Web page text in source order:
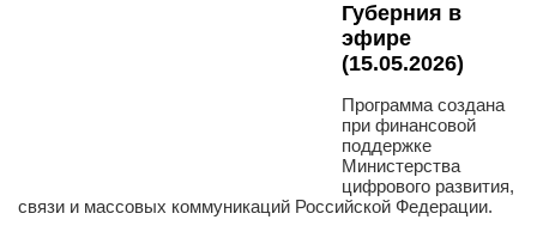
Губерния в
эфире
(15.05.2026)
Программа создана
при финансовой
поддержке
Министерства
цифрового развития,
связи и массовых коммуникаций Российской Федерации.